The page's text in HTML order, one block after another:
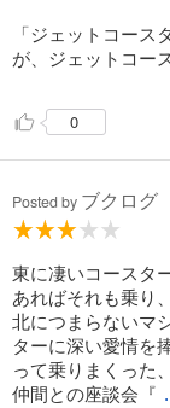
「ジェットコー
が、ジェットコー
0
Posted by ブクログ
東に凄いコースタ
あればそれも乗り
北につまらないマ
ターに深い愛情を
って乗りまくった
仲間との座談会『